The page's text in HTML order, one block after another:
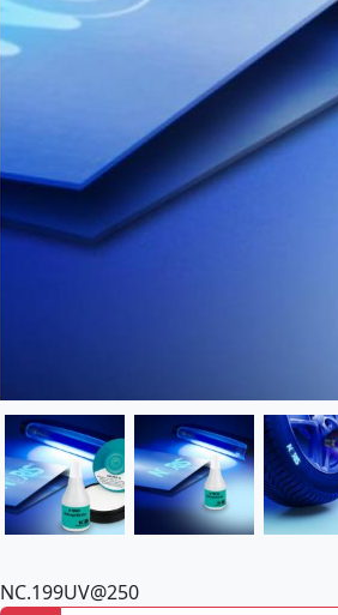
NC.199UV@250